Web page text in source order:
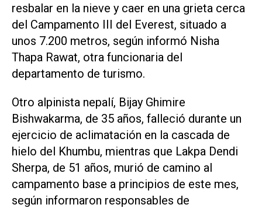
resbalar en la nieve y caer en una grieta cerca
del Campamento III del Everest, situado a
unos 7.200 metros, según informó Nisha
Thapa Rawat, otra funcionaria del
departamento de turismo.
Otro alpinista nepalí, Bijay ‌Ghimire
Bishwakarma, de 35 años, falleció durante un
ejercicio de aclimatación en la cascada de
hielo del Khumbu, mientras que Lakpa Dendi
Sherpa, de 51 años, murió de camino al
campamento base a principios de este mes,
según informaron responsables de